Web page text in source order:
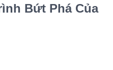
Bứt Phá Của